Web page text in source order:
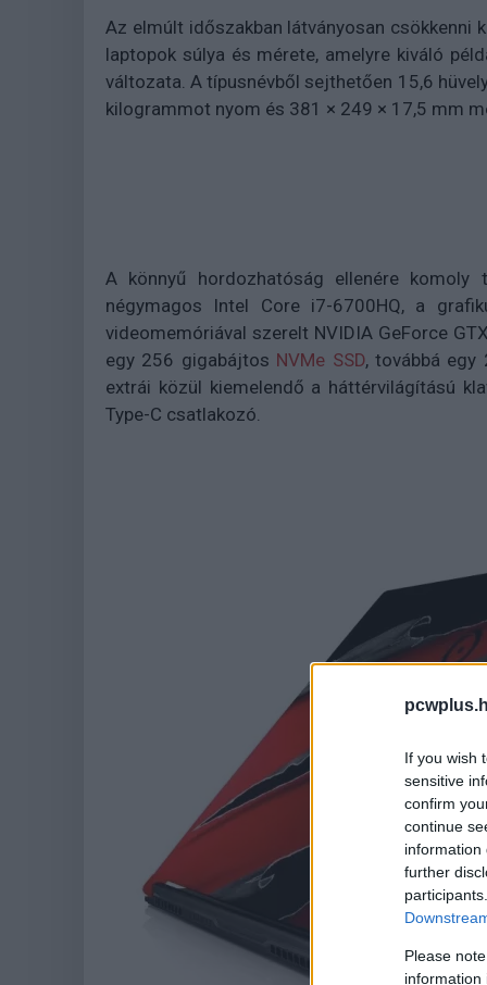
If you wish
sensitive
confirm
continue
information
further
Please
information
Az elmúlt időszakban látványosan csökkenni
laptopok súlya és mérete, amelyre kiváló
változata. A típusnévből sejthetően 15,6
kilogrammot nyom és 381 × 249 × 17,5 mm
A könnyű hordozhatóság ellenére
négymagos Intel Core i7-6700HQ, a
videomemóriával szerelt NVIDIA GeForce
egy 256 gigabájtos NVMe SSD, továbbá egy
extrái közül kiemelendő a háttérvilágítású
Type-C csatlakozó.